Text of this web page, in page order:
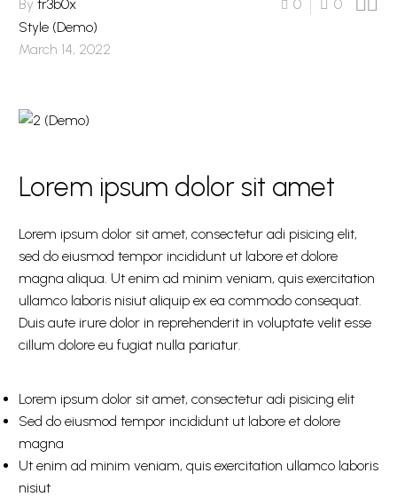
0 0
By tr3b0x
Style (Demo)
March 14, 2022
Lorem ipsum dolor sit amet
Lorem ipsum dolor sit amet, consectetur adi pisicing elit,
sed do eiusmod tempor incididunt ut labore et dolore
magna aliqua. Ut enim ad minim veniam, quis exercitation
ullamco laboris nisiut aliquip ex ea commodo consequat.
Duis aute irure dolor in reprehenderit in voluptate velit esse
cillum dolore eu fugiat nulla pariatur.
Lorem ipsum dolor sit amet, consectetur adi pisicing elit
Sed do eiusmod tempor incididunt ut labore et dolore
magna
Ut enim ad minim veniam, quis exercitation ullamco laboris
nisiut